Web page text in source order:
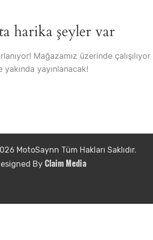
harika şeyler var
Mağazamız üzerinde çalışılıyor
yakında yayınlanacak!
MotoSaynn Tüm Hakları Saklıdır.
By Claim Media